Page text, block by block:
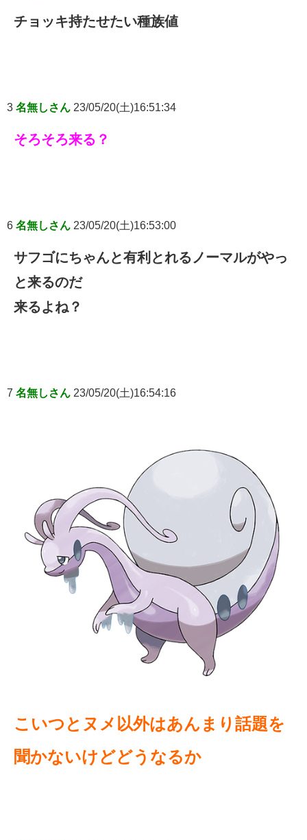
チョッキ持たせたい種族値
3 名無しさん 23/05/20(土)16:51:34
そろそろ来る？
6 名無しさん 23/05/20(土)16:53:00
サフゴにちゃんと有利とれるノーマルがやっ
と来るのだ
来るよね？
7 名無しさん 23/05/20(土)16:54:16
こいつとヌメ以外はあんまり話題を
聞かないけどどうなるか